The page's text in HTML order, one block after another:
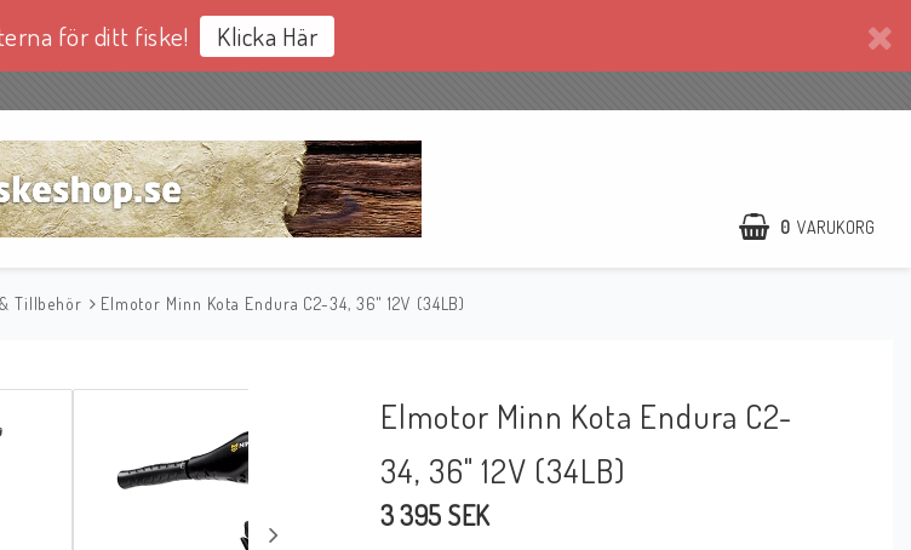
för ditt fiske! Klicka Här
0 VARUKORG
Tillbehör Elmotor Minn Kota Endura C2-34, 36" 12V (34LB)
Elmotor Minn Kota Endura C2-
34, 36" 12V (34LB)
3 395 SEK